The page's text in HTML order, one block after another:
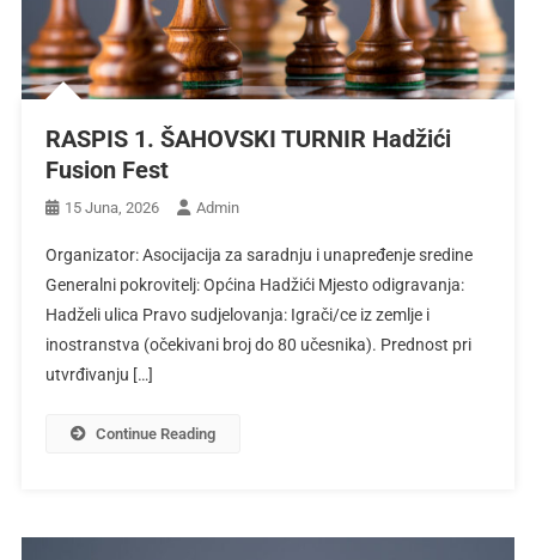
RASPIS 1. ŠAHOVSKI TURNIR Hadžići
Fusion Fest
15 Juna, 2026 Admin
Organizator: Asocijacija za saradnju i unapređenje sredine
Generalni pokrovitelj: Općina Hadžići Mjesto odigravanja:
Hadželi ulica Pravo sudjelovanja: Igrači/ce iz zemlje i
inostranstva (očekivani broj do 80 učesnika). Prednost pri
utvrđivanju […]
Continue Reading